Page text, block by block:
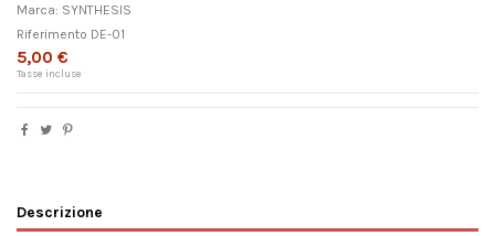
Marca: SYNTHESIS
Riferimento DE-01
5,00 €
Tasse incluse
Descrizione